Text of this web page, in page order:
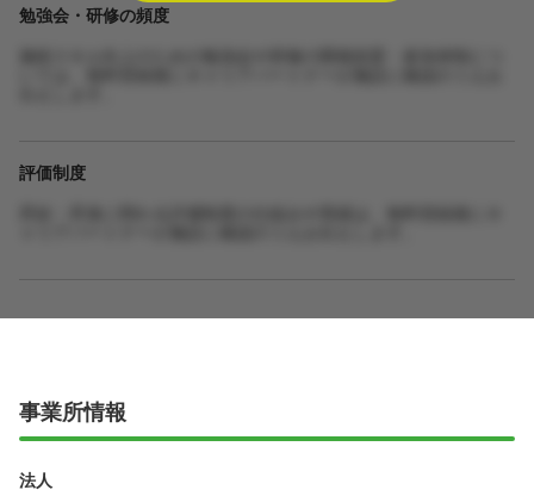
勉強会・研修の頻度
評価制度
事業所情報
法人